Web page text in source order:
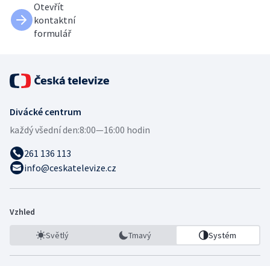
Otevřít
kontaktní
formulář
Divácké centrum
každý všední den:8:00—16:00 hodin
261 136 113
info@ceskatelevize.cz
Vzhled
Světlý Tmavý Systém